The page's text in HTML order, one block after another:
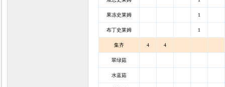
果冻史莱姆 1
布丁史莱姆 1
集齐 4 4
翠绿菇
水蓝菇